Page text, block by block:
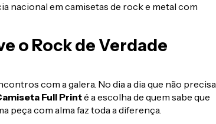
nacional em camisetas de rock e metal com
o Rock de Verdade
com a galera. No dia a dia que não precisa
Full Printé a escolha de quem sabe que
peça com alma faz toda a diferença.